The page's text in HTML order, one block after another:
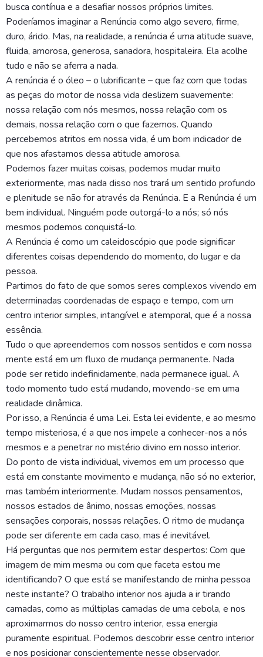
busca contínua e a desafiar nossos próprios limites.
Poderíamos imaginar a Renúncia como algo severo, firme,
duro, árido. Mas, na realidade, a renúncia é uma atitude suave,
fluida, amorosa, generosa, sanadora, hospitaleira. Ela acolhe
tudo e não se aferra a nada.
A renúncia é o óleo – o lubrificante – que faz com que todas
as peças do motor de nossa vida deslizem suavemente:
nossa relação com nós mesmos, nossa relação com os
demais, nossa relação com o que fazemos. Quando
percebemos atritos em nossa vida, é um bom indicador de
que nos afastamos dessa atitude amorosa.
Podemos fazer muitas coisas, podemos mudar muito
exteriormente, mas nada disso nos trará um sentido profundo
e plenitude se não for através da Renúncia. E a Renúncia é um
bem individual. Ninguém pode outorgá-lo a nós; só nós
mesmos podemos conquistá-lo.
A Renúncia é como um caleidoscópio que pode significar
diferentes coisas dependendo do momento, do lugar e da
pessoa.
Partimos do fato de que somos seres complexos vivendo em
determinadas coordenadas de espaço e tempo, com um
centro interior simples, intangível e atemporal, que é a nossa
essência.
Tudo o que apreendemos com nossos sentidos e com nossa
mente está em um fluxo de mudança permanente. Nada
pode ser retido indefinidamente, nada permanece igual. A
todo momento tudo está mudando, movendo-se em uma
realidade dinâmica.
Por isso, a Renúncia é uma Lei. Esta lei evidente, e ao mesmo
tempo misteriosa, é a que nos impele a conhecer-nos a nós
mesmos e a penetrar no mistério divino em nosso interior.
Do ponto de vista individual, vivemos em um processo que
está em constante movimento e mudança, não só no exterior,
mas também interiormente. Mudam nossos pensamentos,
nossos estados de ânimo, nossas emoções, nossas
sensações corporais, nossas relações. O ritmo de mudança
pode ser diferente em cada caso, mas é inevitável.
Há perguntas que nos permitem estar despertos: Com que
imagem de mim mesma ou com que faceta estou me
identificando? O que está se manifestando de minha pessoa
neste instante? O trabalho interior nos ajuda a ir tirando
camadas, como as múltiplas camadas de uma cebola, e nos
aproximarmos do nosso centro interior, essa energia
puramente espiritual. Podemos descobrir esse centro interior
e nos posicionar conscientemente nesse observador.